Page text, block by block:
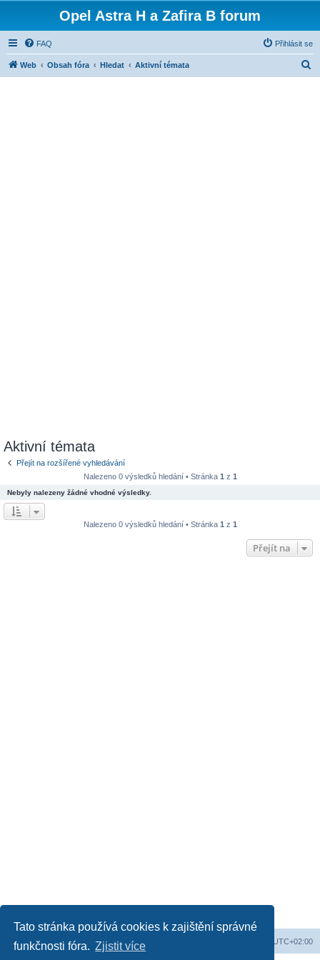
Tato stránka používá cookies k zajištění správné
funkčnosti fóra. Zjistit více
Opel Astra H a Zafira B forum
FAQ Přihlásit se
Web Obsah fóra Hledat Aktivní témata
Aktivní témata
Přejít na rozšířené vyhledávání
Nalezeno 0 výsledků hledání • Stránka 1 z 1
Nebyly nalezeny žádné vhodné výsledky.
Nalezeno 0 výsledků hledání • Stránka 1 z 1
Přejít na
Web Obsah fóra UTC+02:00